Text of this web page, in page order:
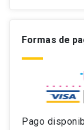
Formas de
Pago